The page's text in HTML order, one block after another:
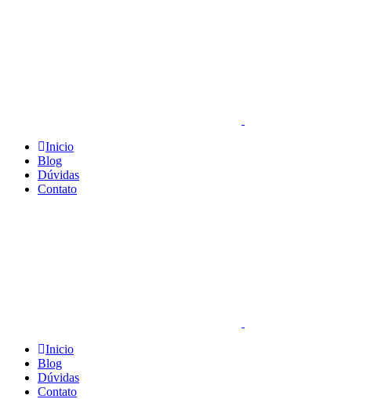
Inicio
Blog
Dúvidas
Contato
Inicio
Blog
Dúvidas
Contato